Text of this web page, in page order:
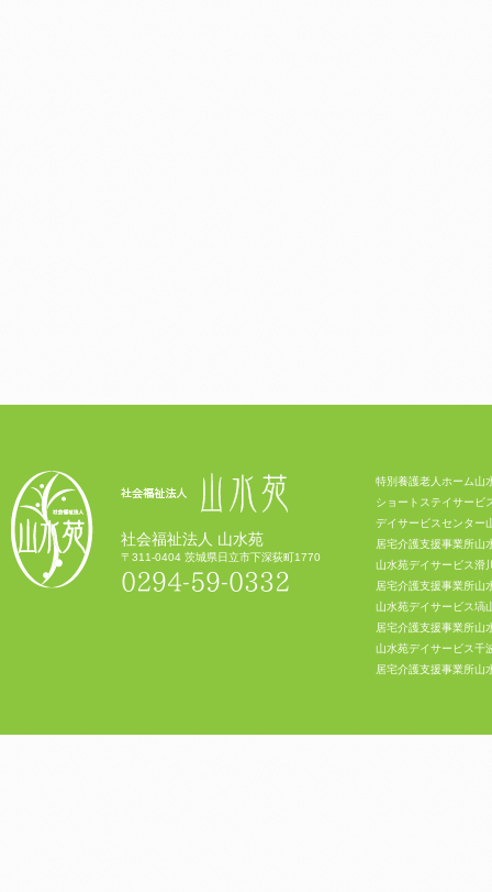
社会福祉法人 山水苑
〒311-0404 茨城県日立市下深荻町1770
0294-59-0332
特別養護老人ホーム山
ショートステイサービ
デイサービスセンター
居宅介護支援事業所山
山水苑デイサービス滑
居宅介護支援事業所山
山水苑デイサービス塙
居宅介護支援事業所山
山水苑デイサービス千
居宅介護支援事業所山